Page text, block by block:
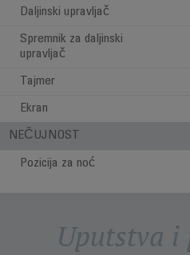
Daljinski upravljač
Spremnik za daljinski
upravljač
Tajmer
Ekran
NEČUJNOST
Pozicija za noć
Uputstva